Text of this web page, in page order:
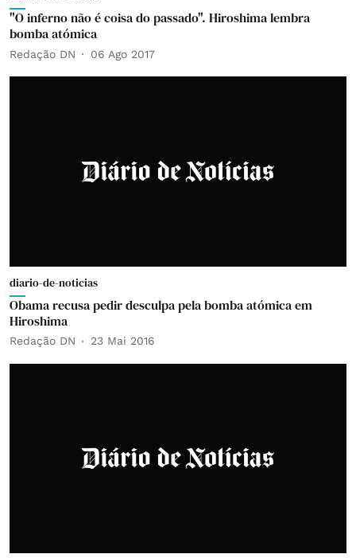
"O inferno não é coisa do passado". Hiroshima lembra
bomba atómica
Redação DN 06 Ago 2017
diario-de-noticias
Obama recusa pedir desculpa pela bomba atómica em
Hiroshima
Redação DN 23 Mai 2016